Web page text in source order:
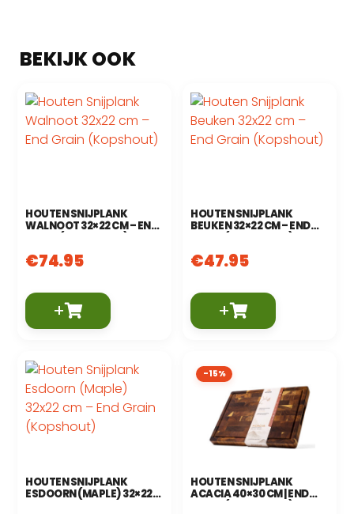
HOUTEN SNIJPLANK
WALNOOT 32×22 CM – END
GRAIN (KOPSHOUT)
€74.95
+
HOUTEN SNIJPLANK
BEUKEN 32×22 CM – END
GRAIN (KOPSHOUT)
€47.95
+
HOUTEN SNIJPLANK
ESDOORN (MAPLE) 32×22
-15%
HOUTEN SNIJPLANK
ACACIA 40×30 CM | END
GRAIN (KOPSHOUT)